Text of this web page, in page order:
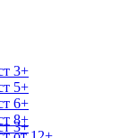
3+
5+
6+
8+
3+